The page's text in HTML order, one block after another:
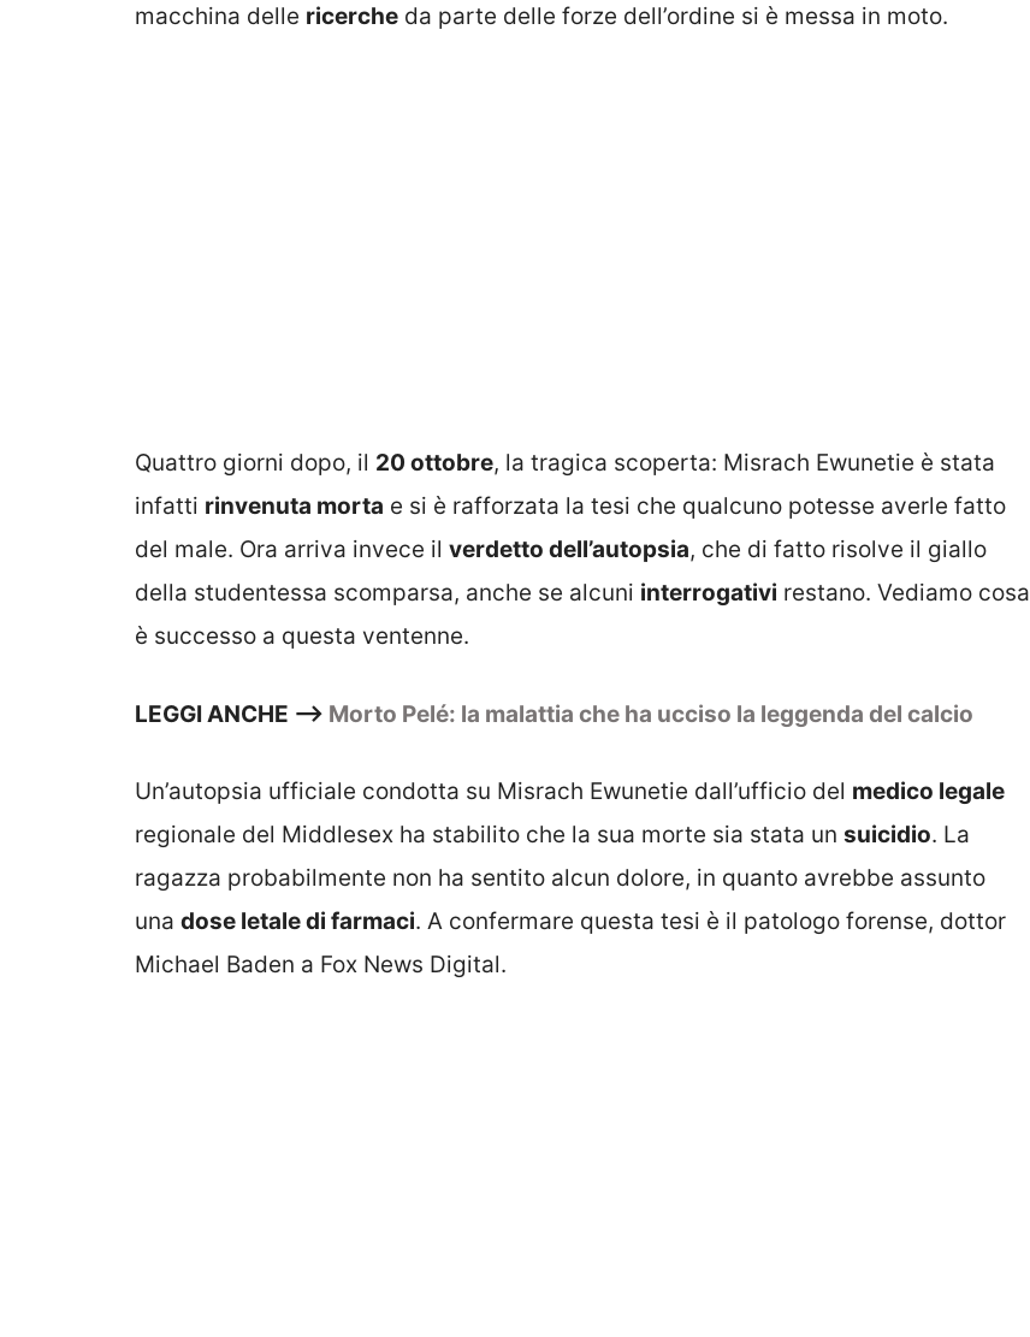
macchina delle ricerche da parte delle forze dell’ordine si è messa in moto.
Quattro giorni dopo, il 20 ottobre, la tragica scoperta: Misrach Ewunetie è stata
infatti rinvenuta morta e si è rafforzata la tesi che qualcuno potesse averle fatto
del male. Ora arriva invece il verdetto dell’autopsia, che di fatto risolve il giallo
della studentessa scomparsa, anche se alcuni interrogativi restano. Vediamo cosa
è successo a questa ventenne.
LEGGI ANCHE –> Morto Pelé: la malattia che ha ucciso la leggenda del calcio
Un’autopsia ufficiale condotta su Misrach Ewunetie dall’ufficio del medico legale
regionale del Middlesex ha stabilito che la sua morte sia stata un suicidio. La
ragazza probabilmente non ha sentito alcun dolore, in quanto avrebbe assunto
una dose letale di farmaci. A confermare questa tesi è il patologo forense, dottor
Michael Baden a Fox News Digital.